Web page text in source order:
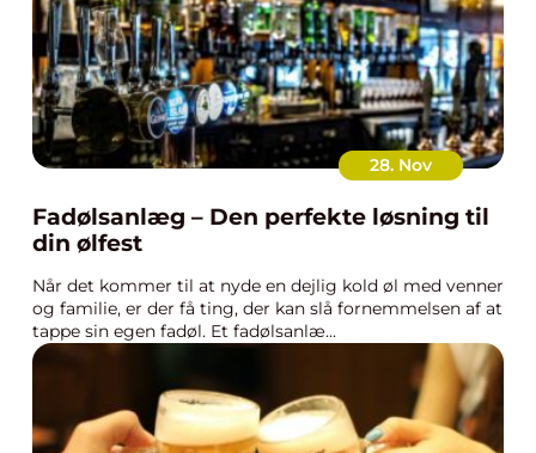
28. Nov
Fadølsanlæg – Den perfekte løsning til
din ølfest
Når det kommer til at nyde en dejlig kold øl med venner
og familie, er der få ting, der kan slå fornemmelsen af at
tappe sin egen fadøl. Et fadølsanlæ...